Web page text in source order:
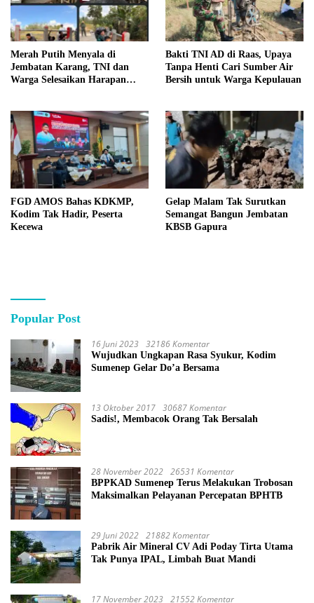
Merah Putih Menyala di
Jembatan Karang, TNI dan
Warga Selesaikan Harapan
Bakti TNI AD di Raas, Upaya
Tanpa Henti Cari Sumber Air
Bersih untuk Warga Kepulauan
FGD AMOS Bahas KDKMP,
Kodim Tak Hadir, Peserta
Kecewa
Gelap Malam Tak Surutkan
Semangat Bangun Jembatan
KBSB Gapura
Popular Post
16 Juni 2023 32186 Komentar
Wujudkan Ungkapan Rasa Syukur, Kodim
Sumenep Gelar Do’a Bersama
13 Oktober 2017 30687 Komentar
Sadis!, Membacok Orang Tak Bersalah
28 November 2022 26531 Komentar
BPPKAD Sumenep Terus Melakukan Trobosan
Maksimalkan Pelayanan Percepatan BPHTB
29 Juni 2022 21882 Komentar
Pabrik Air Mineral CV Adi Poday Tirta Utama
Tak Punya IPAL, Limbah Buat Mandi
17 November 2023 21552 Komentar